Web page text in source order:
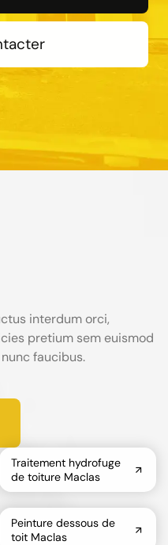
interdum orci,
pretium sem euismod
faucibus.
Traitement hydrofuge
de toiture Maclas
Peinture dessous de
toit Maclas